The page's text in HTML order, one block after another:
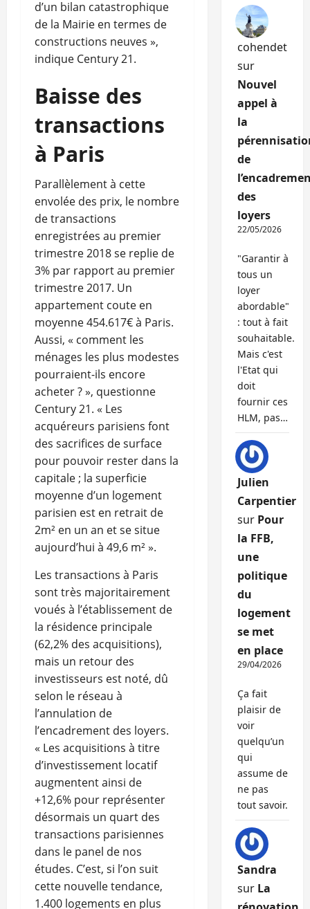
d’un bilan catastrophique
de la Mairie en termes de
constructions neuves »,
indique Century 21.
Baisse des
transactions
à Paris
Parallèlement à cette
envolée des prix, le nombre
de transactions
enregistrées au premier
trimestre 2018 se replie de
3% par rapport au premier
trimestre 2017. Un
appartement coute en
moyenne 454.617€ à Paris.
Aussi, « comment les
ménages les plus modestes
pourraient-ils encore
acheter ? », questionne
Century 21. « Les
acquéreurs parisiens font
des sacrifices de surface
pour pouvoir rester dans la
capitale ; la superficie
moyenne d’un logement
parisien est en retrait de
2m² en un an et se situe
aujourd’hui à 49,6 m² ».
Les transactions à Paris
sont très majoritairement
voués à l’établissement de
la résidence principale
(62,2% des acquisitions),
mais un retour des
investisseurs est noté, dû
selon le réseau à
l’annulation de
l’encadrement des loyers.
« Les acquisitions à titre
d’investissement locatif
augmentent ainsi de
+12,6% pour représenter
désormais un quart des
transactions parisiennes
dans le panel de nos
études. C’est, si l’on suit
cette nouvelle tendance,
1.400 logements en plus
cohendet
sur
Nouvel
appel à
la
de
des
loyers
22/05/2026
"Garantir à
tous un
loyer
abordable"
: tout à fait
souhaitable.
Mais c'est
l'Etat qui
doit
fournir ces
HLM, pas…
Julien
Carpentier
sur Pour
la FFB,
une
politique
du
logement
se met
en place
29/04/2026
Ça fait
plaisir de
voir
quelqu’un
qui
assume de
ne pas
tout savoir.
Sandra
sur La